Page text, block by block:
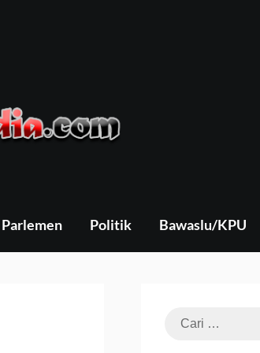
Parlemen Politik Bawaslu/KPU
Cari